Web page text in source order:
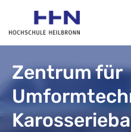
Zentrum für